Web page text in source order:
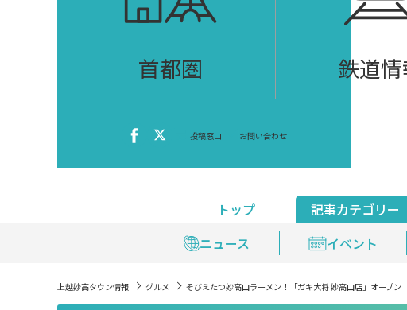
首都圏 鉄道
投稿窓口 お問い合わせ
トップ
記事カテゴリー
ニュース
イベント
おくやみ情報
安
ライブ配信
上越妙高タウン情報 グルメ そびえたつ妙高山ラーメン！「ガキ大将 妙高山店」オープン